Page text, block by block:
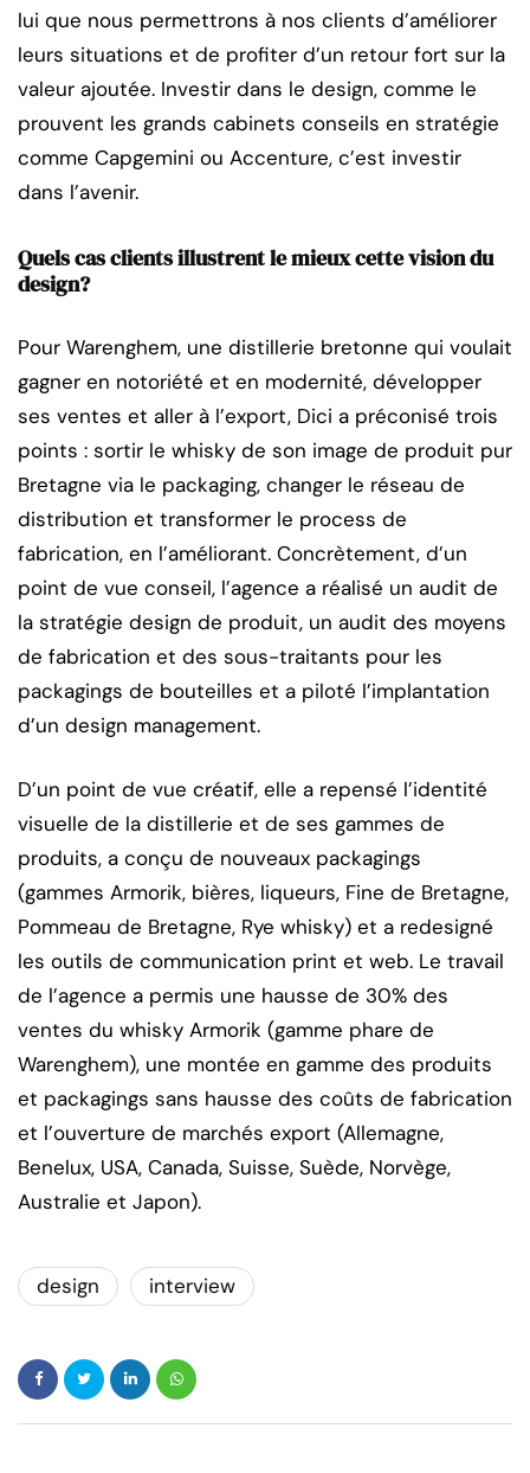
lui que nous permettrons à nos clients d’améliorer
leurs situations et de profiter d’un retour fort sur la
valeur ajoutée. Investir dans le design, comme le
prouvent les grands cabinets conseils en stratégie
comme Capgemini ou Accenture, c’est investir
dans l’avenir.
Quels cas clients illustrent le mieux cette vision du
design?
Pour Warenghem, une distillerie bretonne qui voulait
gagner en notoriété et en modernité, développer
ses ventes et aller à l’export, Dici a préconisé trois
points : sortir le whisky de son image de produit pur
Bretagne via le packaging, changer le réseau de
distribution et transformer le process de
fabrication, en l’améliorant. Concrètement, d’un
point de vue conseil, l’agence a réalisé un audit de
la stratégie design de produit, un audit des moyens
de fabrication et des sous-traitants pour les
packagings de bouteilles et a piloté l’implantation
d’un design management.
D’un point de vue créatif, elle a repensé l’identité
visuelle de la distillerie et de ses gammes de
produits, a conçu de nouveaux packagings
(gammes Armorik, bières, liqueurs, Fine de Bretagne,
Pommeau de Bretagne, Rye whisky) et a redesigné
les outils de communication print et web. Le travail
de l’agence a permis une hausse de 30% des
ventes du whisky Armorik (gamme phare de
Warenghem), une montée en gamme des produits
et packagings sans hausse des coûts de fabrication
et l’ouverture de marchés export (Allemagne,
Benelux, USA, Canada, Suisse, Suède, Norvège,
Australie et Japon).
design interview